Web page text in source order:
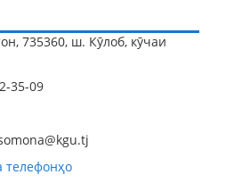
735360, ш. Кӯлоб, кӯчаи
35-09
телефонҳо